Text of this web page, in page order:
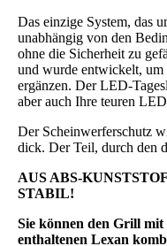
Das einzige System, das
unabhängig von den
ohne die Sicherheit zu
und wurde entwickelt, um
ergänzen. Der LED-
aber auch Ihre teuren
Der Scheinwerferschutz
dick. Der Teil, durch den
AUS ABS-
STABIL!
Sie können den Grill
enthaltenen Lexan